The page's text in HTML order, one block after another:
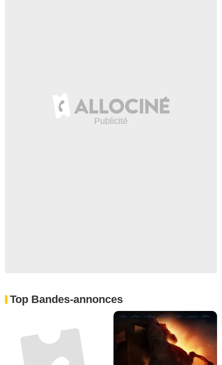
Top Bandes-annonces